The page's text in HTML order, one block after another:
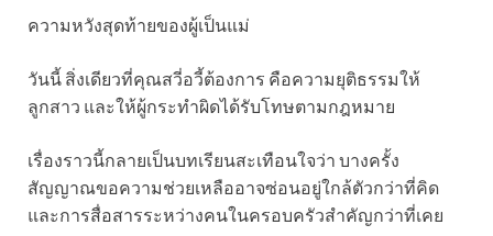
ความหวังสุดท้ายของผู้เป็นแม่
วันนี้ สิ่งเดียวที่คุณสวี่อวี้ต้องการ คือความยุติธรรมให้
ลูกสาว และให้ผู้กระทำผิดได้รับโทษตามกฎหมาย
เรื่องราวนี้กลายเป็นบทเรียนสะเทือนใจว่า บางครั้ง
สัญญาณขอความช่วยเหลืออาจซ่อนอยู่ใกล้ตัวกว่าที่คิด
และการสื่อสารระหว่างคนในครอบครัวสำคัญกว่าที่เคย